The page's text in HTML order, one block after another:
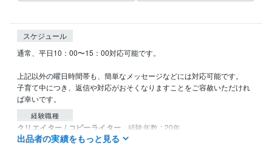
スケジュール
通常、平日10：00〜15：00対応可能です。
上記以外の曜日時間帯も、簡単なメッセージなどには対応可能です。
子育て中につき、返信や対応がおそくなりますことをご容赦いただけれ
ば幸いです。
経験職種
クリエイター / コピーライター 経験年数 : 20年
クリエイター / ライター・編集 経験年数 : 20年
出品者の実績をもっと見る